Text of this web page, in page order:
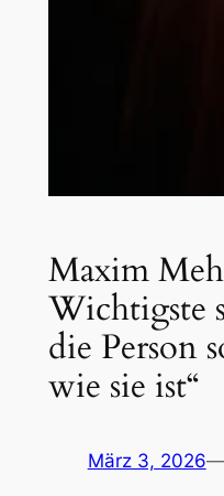
Maxim
Wichtigste
die Person
wie sie ist“
März 3, 2026—